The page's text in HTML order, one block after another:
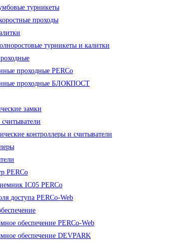
турникеты
проходы
турникеты и калитки
проходные PERCo
проходные БЛОКПОСТ
замки
контроллеры и считыватели
PERCo
IC05 PERCo
доступа PERCo-Web
обеспечение PERCo-Web
обеспечение DEVPARK